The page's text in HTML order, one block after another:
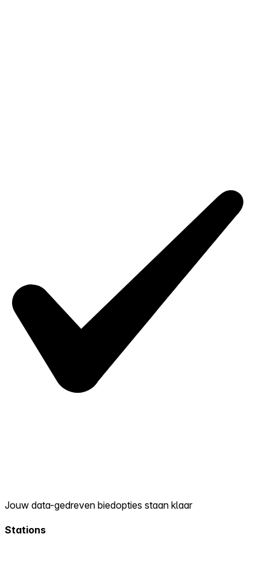
Jouw data-gedreven biedopties staan klaar
Stations